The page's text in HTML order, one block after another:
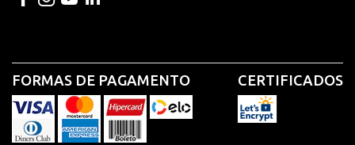
FORMAS DE PAGAMENTO CERTIFICADOS